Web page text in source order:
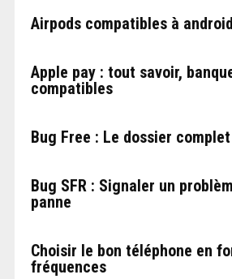
Airpods compatibles à android
Apple pay : tout savoir,
compatibles
Bug Free : Le dossier complet
Bug SFR : Signaler un
panne
Choisir le bon téléphone en
fréquences